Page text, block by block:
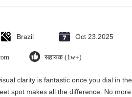
Brazil Oct 23.2025
सहायक (1w+)
clarity is fantastic once you dial in
spot makes all the difference. No